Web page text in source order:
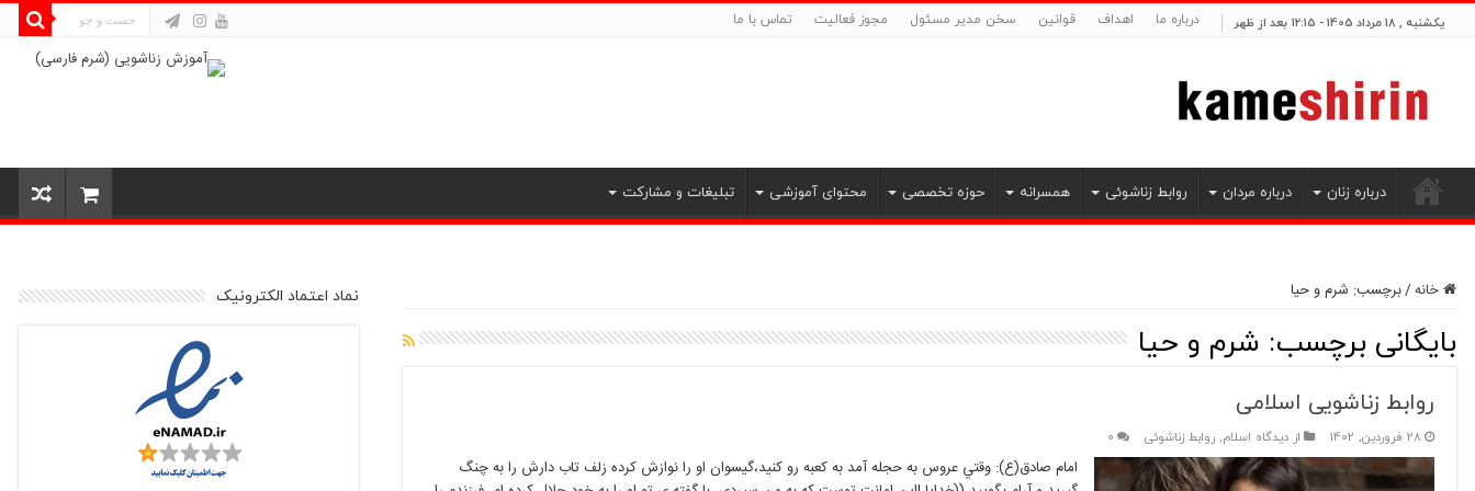
یکشنبه , 18 مرداد 1405 - 12:15 بعد از ظهر درباره ما اهداف قوانین سخن مدیر مسئول مجوز فعالیت تماس با ما
درباره زنان درباره مردان روابط زناشوئی همسرانه حوزه تخصصی محتوای آموزشی تبلیغات و مشارکت
خانه/برچسب: شرم و حیا
بایگانی برچسب: شرم و حیا
روابط زناشویی اسلامی
28 فروردین, 1402 از دیدگاه اسلام, روابط زناشوئی 0
امام صادق(ع): وقتي عروس به حجله آمد به کعبه رو کنيد،گيسوان او را نوازش کرده زلف تاب دارش را به چنگ
نماد اعتماد الکترونیک